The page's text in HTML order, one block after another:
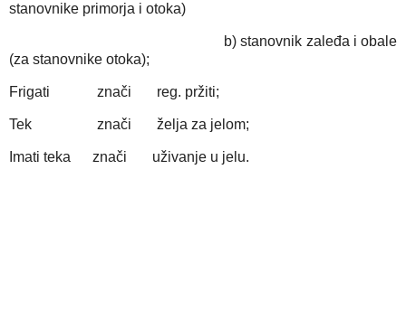
stanovnike primorja i otoka)
b) stanovnik zaleđa i obale
(za stanovnike otoka);
Frigati znači reg. pržiti;
Tek znači želja za jelom;
Imati teka znači uživanje u jelu.